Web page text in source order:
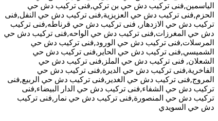
الياسمين,فنى تركيب دش حي بن تركي,فنى تركيب دش حي
الحزم,فنى تركيب دش حي العزيزية,فنى تركيب دش حي النفل,فنى
تركيب دش حي الازدهار, فنى تركيب دش حي قرناطه,فنى تركيب
دش حي المغرزات,فنى تركيب دش حي الواحه,فنى تركيب دش حي
المرسلات,فنى تركيب دش حي الورود,فنى تركيب دش حي
الشميسي,فنى تركيب دش حي الحاير,فنى تركيب دش حي
الشعلان, فنى تركيب دش حي الملز,فنى تركيب دش حي
الفاخرية,فنى تركيب دش حي الديرة,فنى تركيب دش حي
المروج,فنى تركيب دش حي الغدير,فنى تركيب دش حي الربيع,فنى
تركيب دش حي الشفاء,فنى تركيب دش حي الدار البيضاء,فنى
تركيب دش حي المنصورة,فنى تركيب دش حي نمار,فنى تركيب
دش حي السويدي